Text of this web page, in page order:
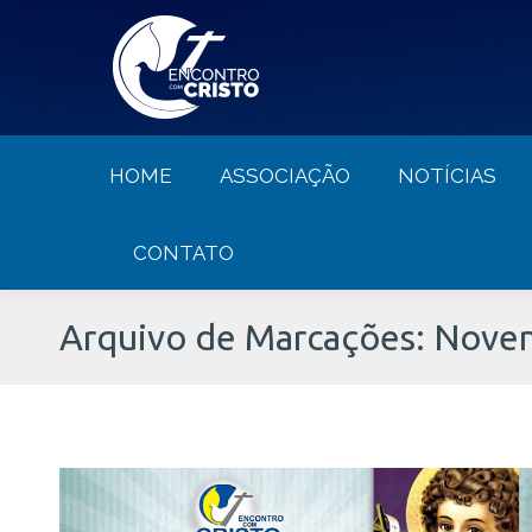
HOME ASSOCIAÇÃO NOTÍCIAS
CONTATO
Arquivo de Marcações:
HOME